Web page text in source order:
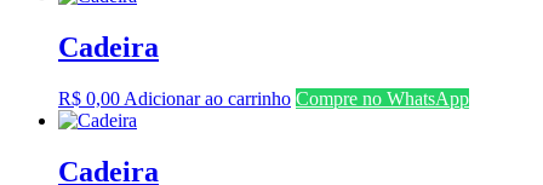
Cadeira
R$ 0,00 Adicionar ao carrinho Compre no WhatsApp
Cadeira